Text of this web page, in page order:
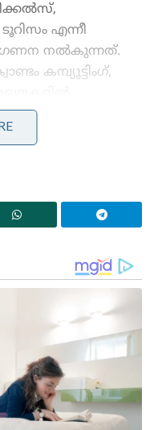
എന്നീ
നൽകുന്നത്.
കമ്പ്യൂട്ടിംഗ്,
മയക്കുമരുന്ന്-
കള്ളക്കേസിൽ
വേണ്ട, പിന്നിൽ
ആഞ്ഞടിച്ച്
ഒരു
ഈടാക്കില്ല
വ്യക്തത വരുത്തി
സുരക്ഷ